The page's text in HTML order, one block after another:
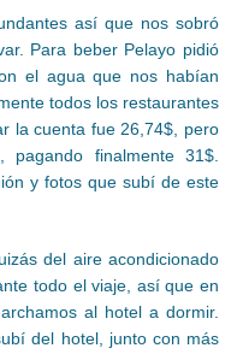
así que nos sobró
Para beber Pelayo pidió
el agua que nos habían
todos los restaurantes
la cuenta fue 26,74$, pero
pagando finalmente 31$.
y fotos que subí de este
del aire acondicionado
todo el viaje, así que en
al hotel a dormir.
del hotel, junto con más